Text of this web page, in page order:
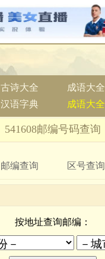
古诗大全 成语大全
汉语字典 成语大全
541608邮编号码查询
邮编查询 区号查询
按地址查询邮编：